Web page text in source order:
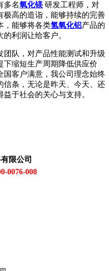
多名氧化镁 研发工程师，对
极高的造诣，能够持续的完善
，能够将各类氢氧化铝产品的
利润让给客户。
团队，对产品性能测试和升级
下缩短生产周期降低供应价
国客户满意，我公司理念始终
信条，无论是昨天、今天、还
于社会的关心与支持。
限公司
0076-008